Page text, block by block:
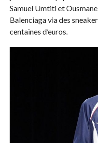
Samuel Umtiti et
Balenciaga via des
centaines d’euros.